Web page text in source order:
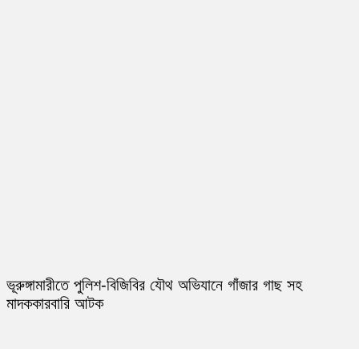
ভূরুঙ্গামারীতে পুলিশ-বিজিবির যৌথ অভিযানে গাঁজার গাছ সহ
মাদককারবারি আটক